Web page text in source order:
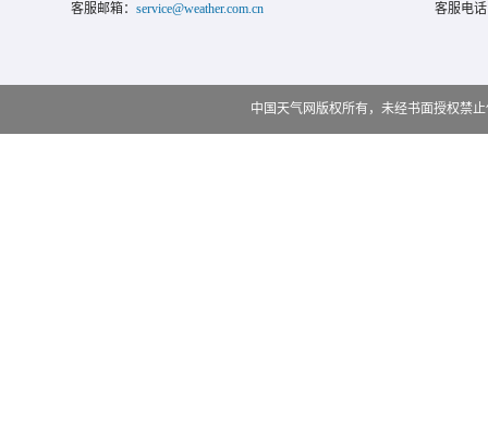
客服邮箱： service@weather.com.cn 客服电
中国天气网版权所有，未经书面授权